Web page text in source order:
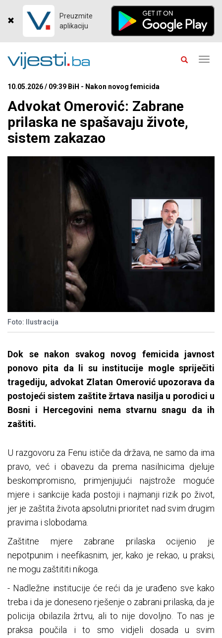
Preuzmite
aplikaciju
10.05.2026 / 09:39 BiH - Nakon novog femicida
Advokat Omerović: Zabrane
prilaska ne spašavaju živote,
sistem zakazao
Foto: Ilustracija
Dok se nakon svakog novog femicida javnost
ponovo pita da li su institucije mogle spriječiti
tragediju, advokat Zlatan Omerović upozorava da
postojeći sistem zaštite žrtava nasilja u porodici u
Bosni i Hercegovini nema stvarnu snagu da ih
zaštiti.
U razgovoru za Fenu ističe da država, ne samo da ima
pravo, već i obavezu da prema nasilnicima djeluje
beskompromisno, primjenjujući najstrože moguće
mjere i sankcije kada postoji i najmanji rizik po život,
jer je zaštita života apsolutni prioritet nad svim drugim
pravima i slobodama.
Zaštitne mjere zabrane prilaska ocijenio je
nepotpunim i neefikasnim, jer, kako je rekao, u praksi,
ne mogu zaštititi nikoga.
- Nadležne institucije će reći da je urađeno sve kako
treba i da je doneseno rješenje o zabrani prilaska, da je
policija obilazila žrtvu, ali to nije dovoljno. To nas je
praksa poučila i to smo vidjeli dosada u svim